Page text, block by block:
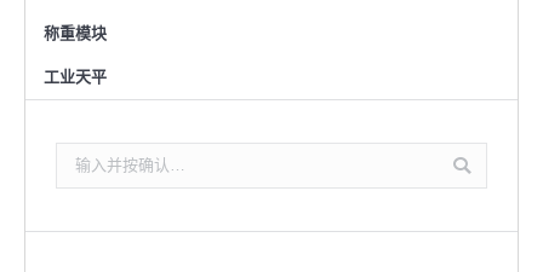
称重模块
工业天平
索：